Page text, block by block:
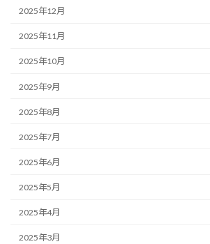
2025年12月
2025年11月
2025年10月
2025年9月
2025年8月
2025年7月
2025年6月
2025年5月
2025年4月
2025年3月